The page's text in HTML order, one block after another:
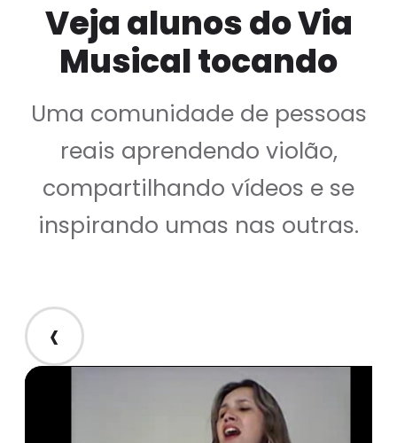
Veja alunos do Via
Musical tocando
Uma comunidade de pessoas
reais aprendendo violão,
compartilhando vídeos e se
inspirando umas nas outras.
‹